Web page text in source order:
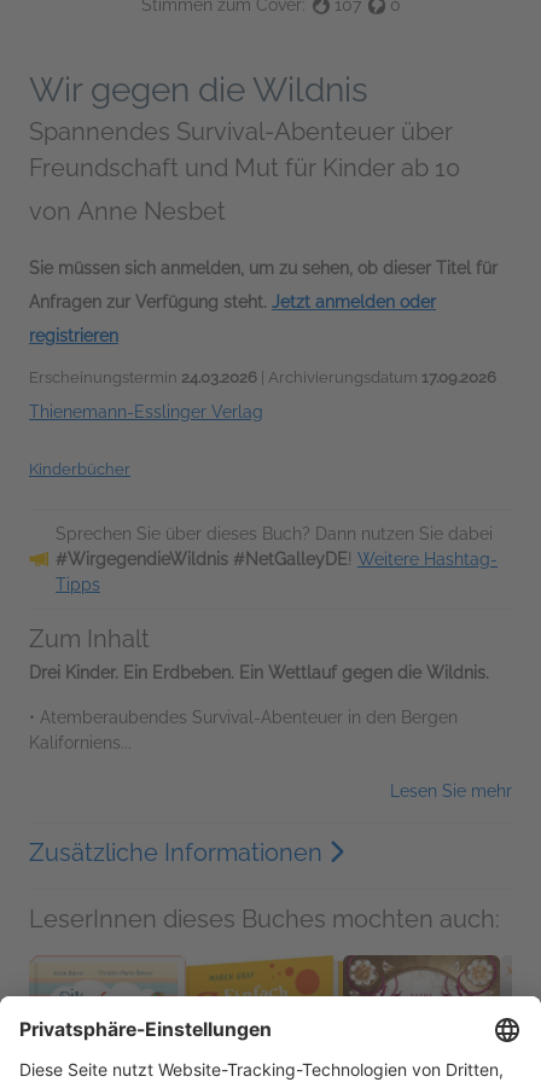
Stimmen zum Cover: 107 0
Wir gegen die Wildnis
Spannendes Survival-Abenteuer über
Freundschaft und Mut für Kinder ab 10
von Anne Nesbet
Sie müssen sich anmelden, um zu sehen, ob dieser Titel für
Anfragen zur Verfügung steht. Jetzt anmelden oder
registrieren
Erscheinungstermin 24.03.2026 | Archivierungsdatum 17.09.2026
Thienemann-Esslinger Verlag
Kinderbücher
Sprechen Sie über dieses Buch? Dann nutzen Sie dabei
#WirgegendieWildnis #NetGalleyDE! Weitere Hashtag-
Tipps
Zum Inhalt
Drei Kinder. Ein Erdbeben. Ein Wettlauf gegen die Wildnis.
• Atemberaubendes Survival-Abenteuer in den Bergen
Kaliforniens...
Lesen Sie mehr
Zusätzliche Informationen
LeserInnen dieses Buches mochten auch: